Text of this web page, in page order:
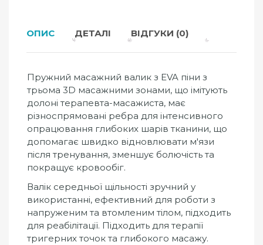
ОПИС ДЕТАЛІ ВІДГУКИ (0)
Пружний масажний валик з EVA піни з
трьома 3D масажними зонами, що імітують
долоні терапевта-масажиста, має
різноспрямовані ребра для інтенсивного
опрацювання глибоких шарів тканини, що
допомагає швидко відновлювати м'язи
після тренування, зменшує болючість та
покращує кровообіг.
Валік середньої щільності зручний у
використанні, ефективний для роботи з
напруженим та втомленим тілом, підходить
для реабілітації. Підходить для терапії
тригерних точок та глибокого масажу.